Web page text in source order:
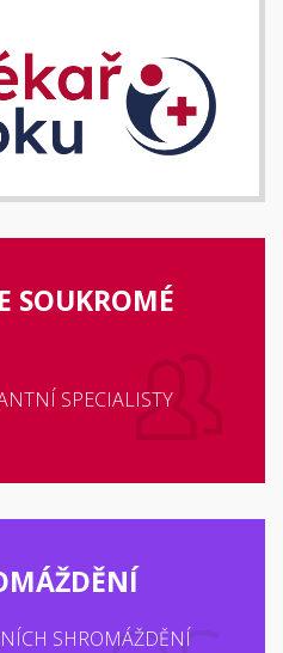
SOUKROMÉ
SPECIALISTY
SHROMÁŽDĚNÍ